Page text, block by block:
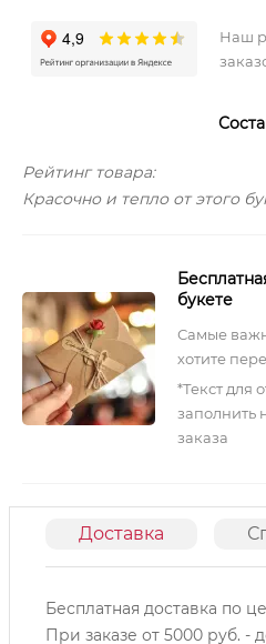
Наш
Рейтинг товара:
Красочно и тепло от этого
букете
Самые
хотите
*Текст для
заполнить
заказа
Доставка
Бесплатная доставка по
При заказе от 5000 руб. -